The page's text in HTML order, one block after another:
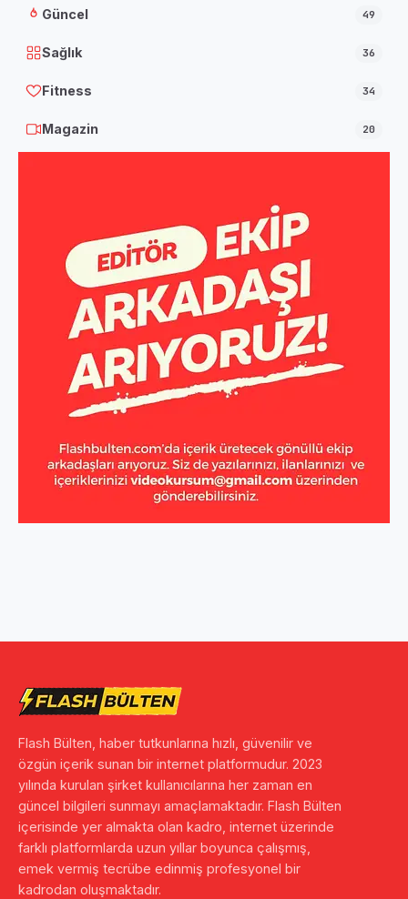
Güncel 49
Sağlık 36
Fitness 34
Magazin 20
Flash Bülten, haber tutkunlarına hızlı, güvenilir ve
özgün içerik sunan bir internet platformudur. 2023
yılında kurulan şirket kullanıcılarına her zaman en
güncel bilgileri sunmayı amaçlamaktadır. Flash Bülten
içerisinde yer almakta olan kadro, internet üzerinde
farklı platformlarda uzun yıllar boyunca çalışmış,
emek vermiş tecrübe edinmiş profesyonel bir
kadrodan oluşmaktadır.